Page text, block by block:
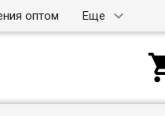
оптом Еще